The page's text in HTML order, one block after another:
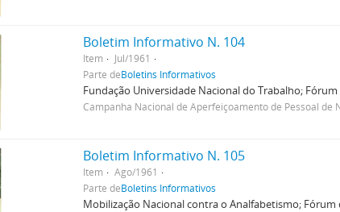
Boletim Informativo N. 104
Item
Jul/1961
Parte deBoletins Informativos
Fundação Universidade Nacional do Trabalho;
Campanha Nacional de Aperfeiçoamento de Pessoal de
Boletim Informativo N. 105
Item
Ago/1961
Parte deBoletins Informativos
Mobilização Nacional contra o Analfabetismo;